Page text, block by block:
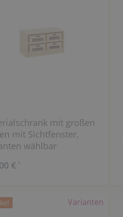
mit großen
mit Sichtfenster,
wählbar
€ *
Varianten